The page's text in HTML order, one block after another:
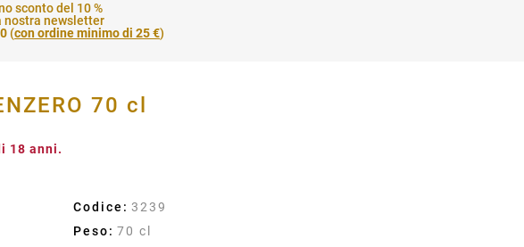
sconto del 10 %
nostra newsletter
(con ordine minimo di 25 €)
70 cl
18 anni.
Codice: 3239
Peso: 70 cl